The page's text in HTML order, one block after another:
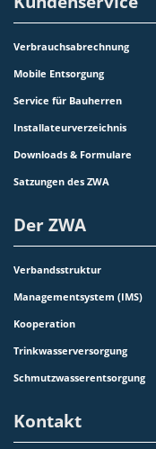
Verbrauchsabrechnung
Mobile Entsorgung
Service für Bauherren
Installateurverzeichnis
Downloads & Formulare
Satzungen des ZWA
Der ZWA
Verbandsstruktur
Managementsystem (IMS)
Kooperation
Trinkwasserversorgung
Schmutzwasserentsorgung
Kontakt